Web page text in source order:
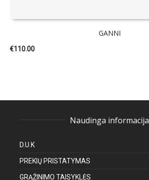
GANNI
€110.00
Naudinga informacija
D.U.K
PREKIŲ PRISTATYMAS
GRĄŽINIMO TAISYKLĖS